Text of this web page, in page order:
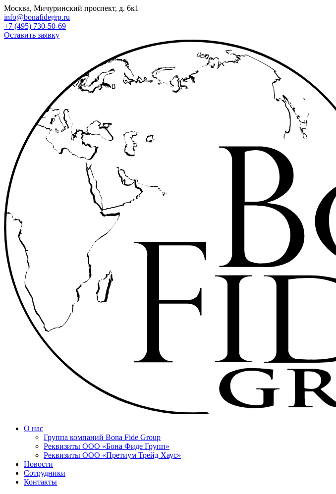
Москва, Мичуринский проспект, д. 6к1
info@bonafidegrp.ru
+7 (495) 730-50-69
Оставить заявку
О нас
Группа компаний Bona Fide Group
Реквизиты ООО «Бона Фиде Групп»
Реквизиты ООО «Претиум Трейд Хаус»
Новости
Сотрудники
Контакты